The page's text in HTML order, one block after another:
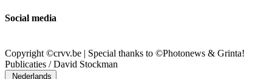
Social media
Copyright ©crvv.be | Special thanks to ©Photonews & Grinta!
Publicaties / David Stockman
Nederlands